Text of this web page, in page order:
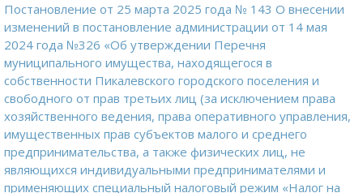
Постановление от 25 марта 2025 года № 143 О внесении
изменений в постановление администрации от 14 мая
2024 года №326 «Об утверждении Перечня
муниципального имущества, находящегося в
собственности Пикалевского городского поселения и
свободного от прав третьих лиц (за исключением права
хозяйственного ведения, права оперативного управления,
имущественных прав субъектов малого и среднего
предпринимательства, а также физических лиц, не
являющихся индивидуальными предпринимателями и
применяющих специальный налоговый режим «Налог на